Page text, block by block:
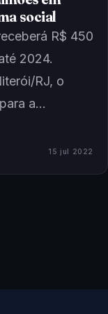
social
R$ 450
2024.
RJ, o
a…
15 jul 2022